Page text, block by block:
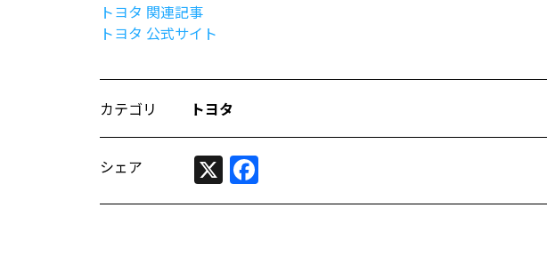
トヨタ 関連記事
トヨタ 公式サイト
カテゴリ トヨタ
シェア X